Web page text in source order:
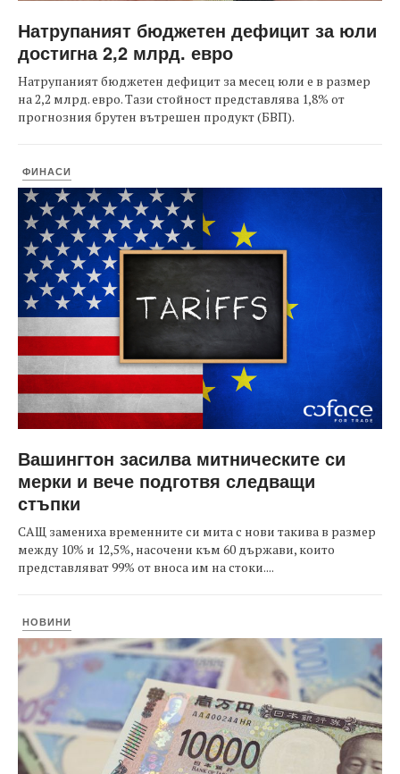
Натрупаният бюджетен дефицит за юли
достигна 2,2 млрд. евро
Натрупаният бюджетен дефицит за месец юли е в размер
на 2,2 млрд. евро. Тази стойност представлява 1,8% от
прогнозния брутен вътрешен продукт (БВП).
ФИНАСИ
Вашингтон засилва митническите си
мерки и вече подготвя следващи
стъпки
САЩ замениха временните си мита с нови такива в размер
между 10% и 12,5%, насочени към 60 държави, които
представляват 99% от вноса им на стоки....
НОВИНИ